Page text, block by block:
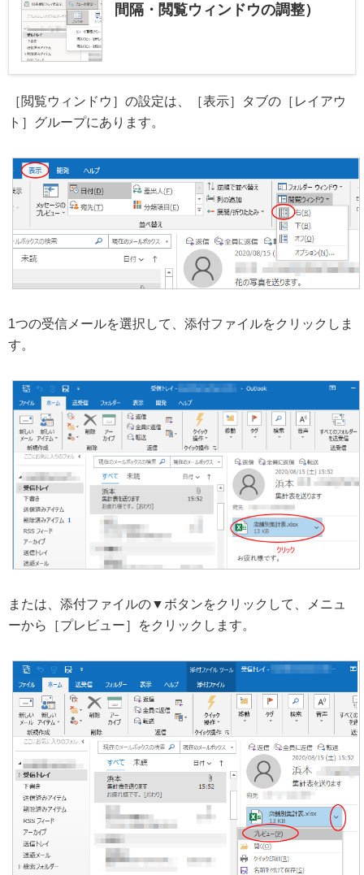
間隔・閲覧ウィンドウの調整）
［閲覧ウィンドウ］の設定は、［表示］タブの［レイアウ
ト］グループにあります。
1つの受信メールを選択して、添付ファイルをクリックしま
す。
または、添付ファイルの▼ボタンをクリックして、メニュ
ーから［プレビュー］をクリックします。